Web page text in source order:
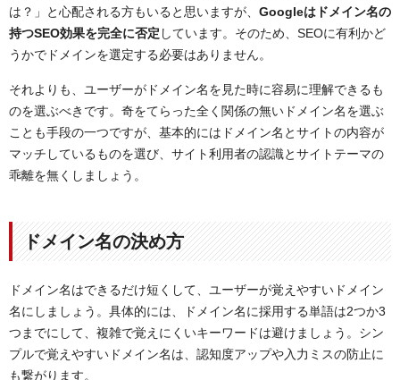
は？」と心配される方もいると思いますが、 Googleはドメイン名の
持つSEO効果を完全に否定 しています。そのため、SEOに有利かど
うかでドメインを選定する必要はありません。
それよりも、ユーザーがドメイン名を見た時に容易に理解できるも
のを選ぶべきです。奇をてらった全く関係の無いドメイン名を選ぶ
ことも手段の一つですが、基本的にはドメイン名とサイトの内容が
マッチしているものを選び、サイト利用者の認識とサイトテーマの
乖離を無くしましょう。
ドメイン名の決め方
ドメイン名はできるだけ短くして、ユーザーが覚えやすいドメイン
名にしましょう。具体的には、ドメイン名に採用する単語は2つか3
つまでにして、複雑で覚えにくいキーワードは避けましょう。シン
プルで覚えやすいドメイン名は、認知度アップや入力ミスの防止に
も繋がります。